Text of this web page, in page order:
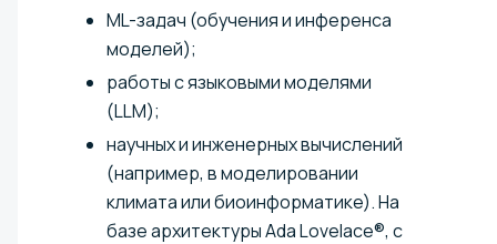
ML-задач (обучения и инференса
моделей);
работы с языковыми моделями
(LLM);
научных и инженерных вычислений
(например, в моделировании
климата или биоинформатике). На
базе архитектуры Ada Lovelace®, с